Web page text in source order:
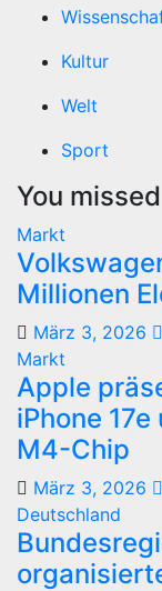
Kultur
Welt
Sport
You missed
Markt
Millionen
März 3, 2026
Markt
Apple
iPhone
M4-Chip
März 3, 2026
Deutschland